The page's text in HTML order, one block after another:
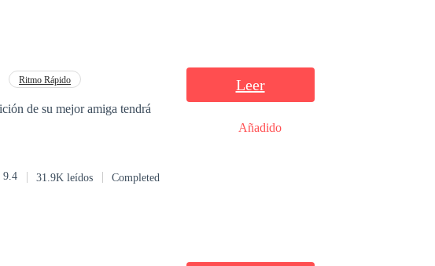
Ritmo Rápido
de su mejor amiga tendrá
9.4 31.9K leídos Completed
Leer
Añadido